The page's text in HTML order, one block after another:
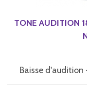
TONE AUDITION
Baisse